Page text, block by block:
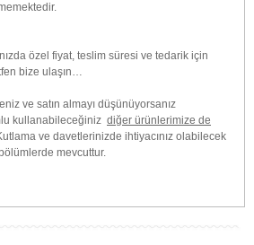
özel fiyat, teslim süresi ve tedarik için
bize ulaşın…
ve satın almayı düşünüyorsanız
kullanabileceğiniz diğer ürünlerimize de
ve davetlerinizde ihtiyacınız olabilecek
mevcuttur.